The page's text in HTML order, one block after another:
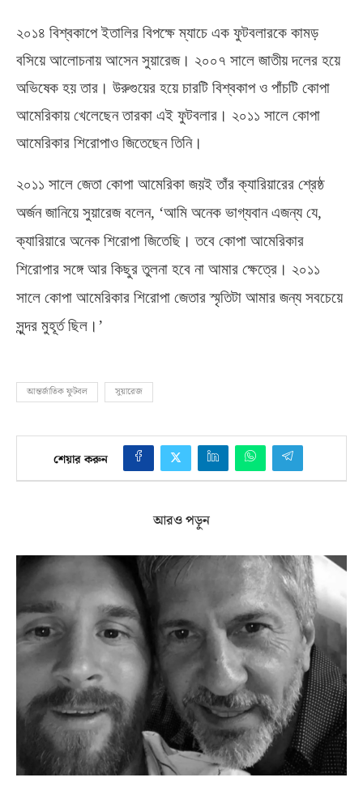
২০১৪ বিশ্বকাপে ইতালির বিপক্ষে ম্যাচে এক ফুটবলারকে কামড়
বসিয়ে আলোচনায় আসেন সুয়ারেজ। ২০০৭ সালে জাতীয় দলের হয়ে
অভিষেক হয় তার। উরুগুয়ের হয়ে চারটি বিশ্বকাপ ও পাঁচটি কোপা
আমেরিকায় খেলেছেন তারকা এই ফুটবলার। ২০১১ সালে কোপা
আমেরিকার শিরোপাও জিতেছেন তিনি।
২০১১ সালে জেতা কোপা আমেরিকা জয়ই তাঁর ক্যারিয়ারের শ্রেষ্ঠ
অর্জন জানিয়ে সুয়ারেজ বলেন, ‘আমি অনেক ভাগ্যবান এজন্য যে,
ক্যারিয়ারে অনেক শিরোপা জিতেছি। তবে কোপা আমেরিকার
শিরোপার সঙ্গে আর কিছুর তুলনা হবে না আমার ক্ষেত্রে। ২০১১
সালে কোপা আমেরিকার শিরোপা জেতার স্মৃতিটা আমার জন্য সবচেয়ে
সুন্দর মুহূর্ত ছিল।’
আন্তর্জাতিক ফুটবল সুয়ারেজ
শেয়ার করুন
আরও পড়ুন